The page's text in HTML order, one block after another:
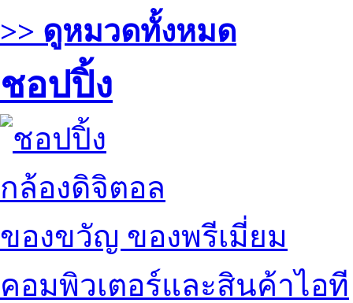
>> ดูหมวดทั้งหมด
ชอปปิ้ง
กล้องดิจิตอล
ของขวัญ ของพรีเมี่ยม
คอมพิวเตอร์และสินค้าไอที